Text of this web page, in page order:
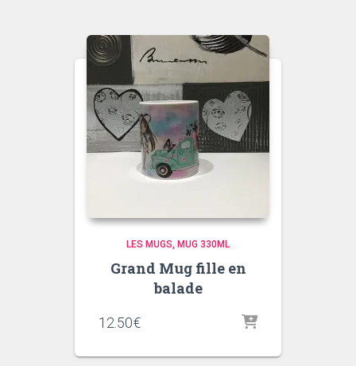
LES MUGS MUG 330ML
Grand Mug fille en
balade
12.50€